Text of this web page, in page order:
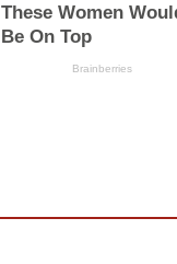
These Women
Be On Top
Brainberries